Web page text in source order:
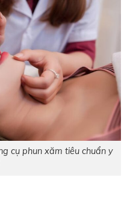
cụ phun xăm tiêu chuẩn y